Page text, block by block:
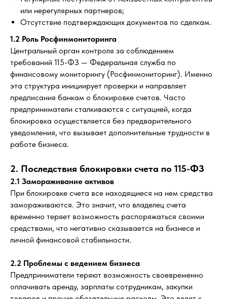
или нерегулярных партнеров;
Отсутствие подтверждающих документов по сделкам.
1.2 Роль Росфинмониторинга
Центральный орган контроля за соблюдением
требований 115-ФЗ — Федеральная служба по
финансовому мониторингу (Росфинмониторинг). Именно
эта структура инициирует проверки и направляет
предписания банкам о блокировке счетов. Часто
предприниматели сталкиваются с ситуацией, когда
блокировка осуществляется без предварительного
уведомления, что вызывает дополнительные трудности в
работе бизнеса.
2. Последствия блокировки счета по 115-ФЗ
2.1 Замораживание активов
При блокировке счета все находящиеся на нем средства
замораживаются. Это значит, что владелец счета
временно теряет возможность распоряжаться своими
средствами, что негативно сказывается на бизнесе и
личной финансовой стабильности.
2.2 Проблемы с ведением бизнеса
Предприниматели теряют возможность своевременно
оплачивать аренду, зарплаты сотрудникам, закупки